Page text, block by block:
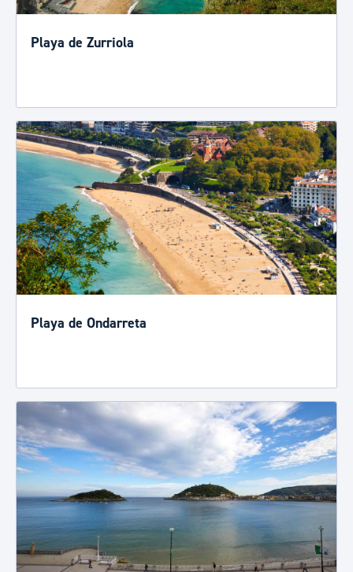
Playa de Zurriola
Playa de Ondarreta